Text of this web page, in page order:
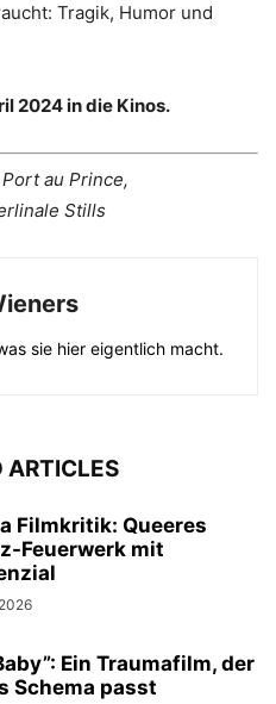
Tragik, Humor und
2024 in die Kinos.
au Prince,
Stills
sie hier eigentlich macht.
ARTICLES
Filmkritik: Queeres
Feuerwerk mit
Ein Traumafilm, der
Schema passt